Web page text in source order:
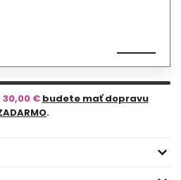
30,00 € budete mať dopravu
.